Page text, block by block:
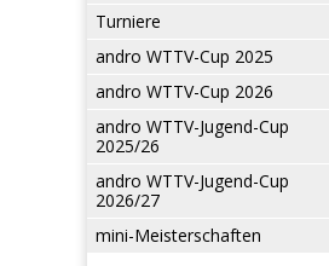
Turniere
andro WTTV-Cup 2025
andro WTTV-Cup 2026
andro WTTV-Jugend-Cup
2025/26
andro WTTV-Jugend-Cup
2026/27
mini-Meisterschaften